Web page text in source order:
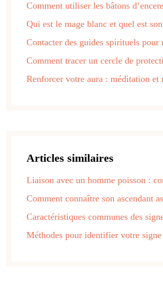
Comment utiliser les bâtons
Qui est le mage blanc et quel est
Contacter des guides spirituels
Comment tracer un cercle de
Renforcer votre aura : méditation et
Articles similaires
Liaison avec un homme poisson :
Comment connaître son ascendant
Caractéristiques communes des
Méthodes pour identifier votre